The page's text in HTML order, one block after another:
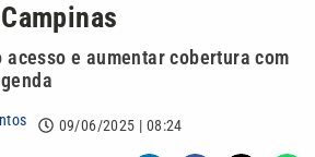
e aumentar cobertura com
09/06/2025 | 08:24